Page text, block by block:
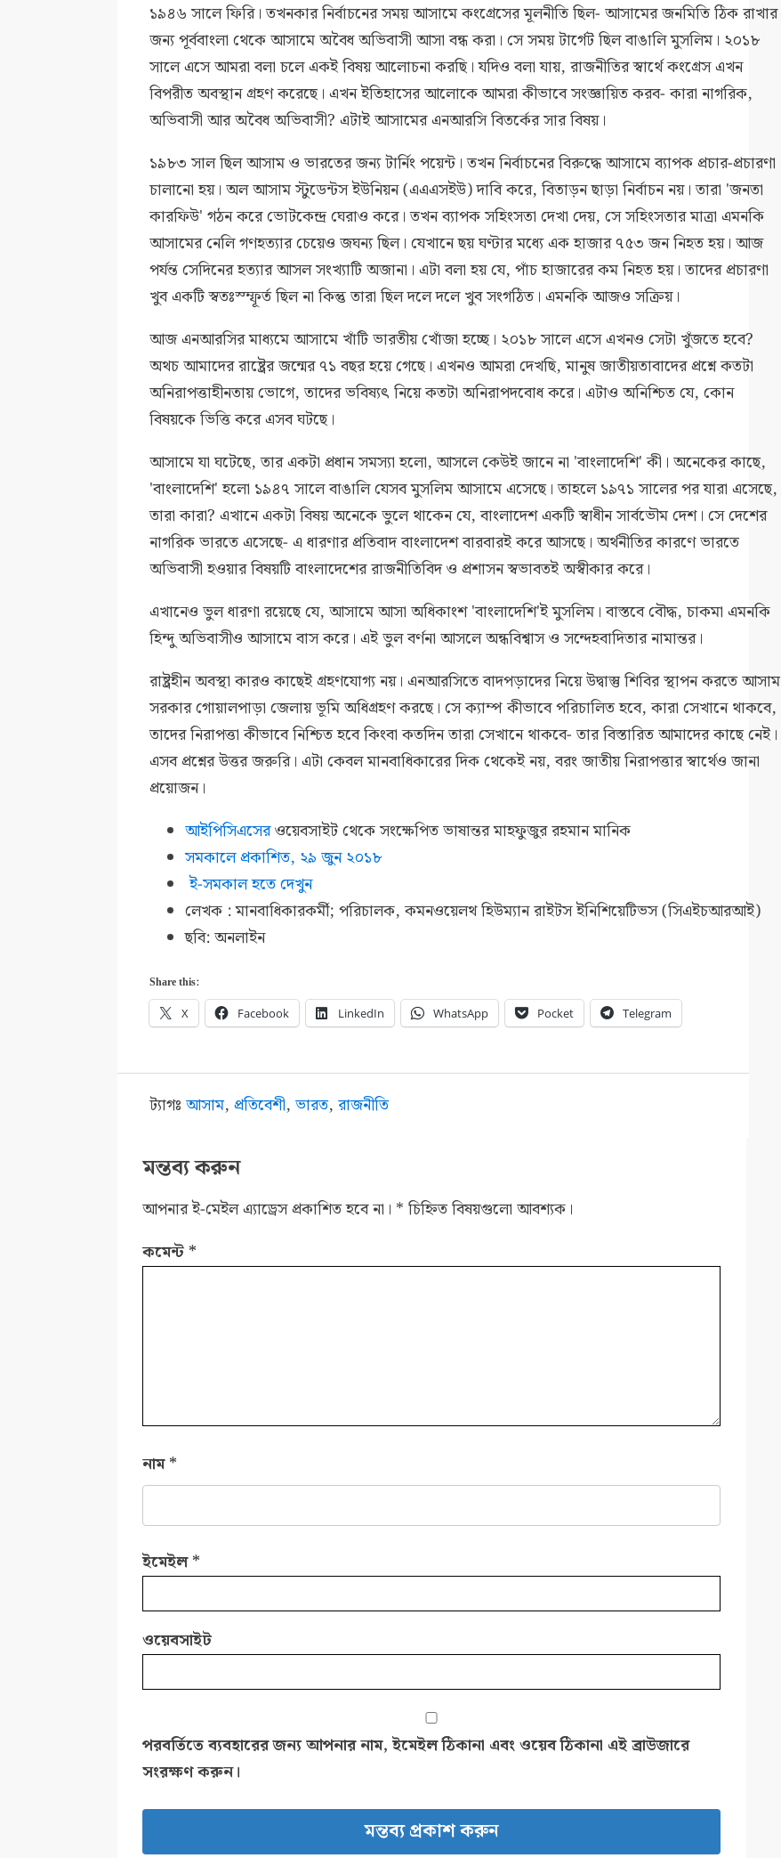
১৯৪৬ সালে ফিরি। তখনকার নির্বাচনের সময় আসামে কংগ্রেসের মূলনীতি ছিল- আসামের জনমিতি ঠিক রাখার
জন্য পূর্ববাংলা থেকে আসামে অবৈধ অভিবাসী আসা বন্ধ করা। সে সময় টার্গেট ছিল বাঙালি মুসলিম। ২০১৮
সালে এসে আমরা বলা চলে একই বিষয় আলোচনা করছি। যদিও বলা যায়, রাজনীতির স্বার্থে কংগ্রেস এখন
বিপরীত অবস্থান গ্রহণ করেছে। এখন ইতিহাসের আলোকে আমরা কীভাবে সংজ্ঞায়িত করব- কারা নাগরিক,
অভিবাসী আর অবৈধ অভিবাসী? এটাই আসামের এনআরসি বিতর্কের সার বিষয়।
১৯৮৩ সাল ছিল আসাম ও ভারতের জন্য টার্নিং পয়েন্ট। তখন নির্বাচনের বিরুদ্ধে আসামে ব্যাপক প্রচার-প্রচারণা
চালানো হয়। অল আসাম স্টুডেন্টস ইউনিয়ন (এএএসইউ) দাবি করে, বিতাড়ন ছাড়া নির্বাচন নয়। তারা 'জনতা
কারফিউ' গঠন করে ভোটকেন্দ্র ঘেরাও করে। তখন ব্যাপক সহিংসতা দেখা দেয়, সে সহিংসতার মাত্রা এমনকি
আসামের নেলি গণহত্যার চেয়েও জঘন্য ছিল। যেখানে ছয় ঘণ্টার মধ্যে এক হাজার ৭৫৩ জন নিহত হয়। আজ
পর্যন্ত সেদিনের হত্যার আসল সংখ্যাটি অজানা। এটা বলা হয় যে, পাঁচ হাজারের কম নিহত হয়। তাদের প্রচারণা
খুব একটি স্বতঃস্ম্ফূর্ত ছিল না কিন্তু তারা ছিল দলে দলে খুব সংগঠিত। এমনকি আজও সক্রিয়।
আজ এনআরসির মাধ্যমে আসামে খাঁটি ভারতীয় খোঁজা হচ্ছে। ২০১৮ সালে এসে এখনও সেটা খুঁজতে হবে?
অথচ আমাদের রাষ্ট্রের জন্মের ৭১ বছর হয়ে গেছে। এখনও আমরা দেখছি, মানুষ জাতীয়তাবাদের প্রশ্নে কতটা
অনিরাপত্তাহীনতায় ভোগে, তাদের ভবিষ্যৎ নিয়ে কতটা অনিরাপদবোধ করে। এটাও অনিশ্চিত যে, কোন
বিষয়কে ভিত্তি করে এসব ঘটছে।
আসামে যা ঘটেছে, তার একটা প্রধান সমস্যা হলো, আসলে কেউই জানে না 'বাংলাদেশি' কী। অনেকের কাছে,
'বাংলাদেশি' হলো ১৯৪৭ সালে বাঙালি যেসব মুসলিম আসামে এসেছে। তাহলে ১৯৭১ সালের পর যারা এসেছে,
তারা কারা? এখানে একটা বিষয় অনেকে ভুলে থাকেন যে, বাংলাদেশ একটি স্বাধীন সার্বভৌম দেশ। সে দেশের
নাগরিক ভারতে এসেছে- এ ধারণার প্রতিবাদ বাংলাদেশ বারবারই করে আসছে। অর্থনীতির কারণে ভারতে
অভিবাসী হওয়ার বিষয়টি বাংলাদেশের রাজনীতিবিদ ও প্রশাসন স্বভাবতই অস্বীকার করে।
এখানেও ভুল ধারণা রয়েছে যে, আসামে আসা অধিকাংশ 'বাংলাদেশি'ই মুসলিম। বাস্তবে বৌদ্ধ, চাকমা এমনকি
হিন্দু অভিবাসীও আসামে বাস করে। এই ভুল বর্ণনা আসলে অন্ধবিশ্বাস ও সন্দেহবাদিতার নামান্তর।
রাষ্ট্রহীন অবস্থা কারও কাছেই গ্রহণযোগ্য নয়। এনআরসিতে বাদপড়াদের নিয়ে উদ্বাস্তু শিবির স্থাপন করতে আসাম
সরকার গোয়ালপাড়া জেলায় ভূমি অধিগ্রহণ করছে। সে ক্যাম্প কীভাবে পরিচালিত হবে, কারা সেখানে থাকবে,
তাদের নিরাপত্তা কীভাবে নিশ্চিত হবে কিংবা কতদিন তারা সেখানে থাকবে- তার বিস্তারিত আমাদের কাছে নেই।
এসব প্রশ্নের উত্তর জরুরি। এটা কেবল মানবাধিকারের দিক থেকেই নয়, বরং জাতীয় নিরাপত্তার স্বার্থেও জানা
প্রয়োজন।
আইপিসিএসেরওয়েবসাইট থেকে সংক্ষেপিত ভাষান্তর মাহফুজুর রহমান মানিক
সমকালে প্রকাশিত, ২৯ জুন ২০১৮
ই-সমকাল হতে দেখুন
লেখক : মানবাধিকারকর্মী; পরিচালক, কমনওয়েলথ হিউম্যান রাইটস ইনিশিয়েটিভস (সিএইচআরআই)
ছবি: অনলাইন
Share this:
X Facebook LinkedIn WhatsApp Pocket Telegram
ট্যাগঃ আসাম, প্রতিবেশী, ভারত, রাজনীতি
মন্তব্য করুন
আপনার ই-মেইল এ্যাড্রেস প্রকাশিত হবে না। * চিহ্নিত বিষয়গুলো আবশ্যক।
কমেন্ট *
নাম*
ইমেইল*
ওয়েবসাইট
পরবর্তিতে ব্যবহারের জন্য আপনার নাম, ইমেইল ঠিকানা এবং ওয়েব ঠিকানা এই ব্রাউজারে
সংরক্ষণ করুন।